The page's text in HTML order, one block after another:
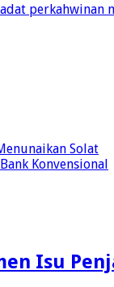
adat perkahwinan
Solat
Konvensional
Isu